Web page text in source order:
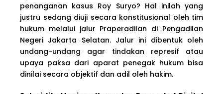
penanganan kasus Roy Suryo? Hal inilah yang
justru sedang diuji secara konstitusional oleh tim
hukum melalui jalur Praperadilan di Pengadilan
Negeri Jakarta Selatan. Jalur ini dibentuk oleh
undang-undang agar tindakan represif atau
upaya paksa dari aparat penegak hukum bisa
dinilai secara objektif dan adil oleh hakim.